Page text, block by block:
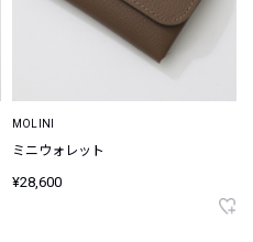
MOLINI
ミニウォレット
¥28,600